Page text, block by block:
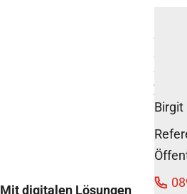
Wer
die
für
20.
Mit digitalen Lösungen
Birgit